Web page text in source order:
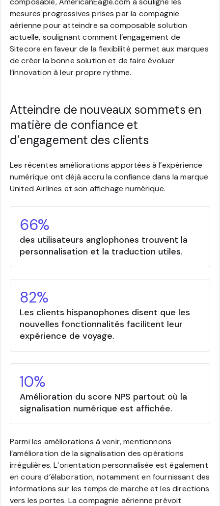
mesures progressives prises par la compagnie
aérienne pour atteindre sa composable solution
actuelle, soulignant comment l’engagement de
Sitecore en faveur de la flexibilité permet aux marques
de créer la bonne solution et de faire évoluer
l’innovation à leur propre rythme.
Atteindre de nouveaux sommets en
matière de confiance et
d’engagement des clients
Les récentes améliorations apportées à l’expérience
numérique ont déjà accru la confiance dans la marque
United Airlines et son affichage numérique.
66%
des utilisateurs anglophones trouvent la
personnalisation et la traduction utiles.
82%
Les clients hispanophones disent que les
nouvelles fonctionnalités facilitent leur
expérience de voyage.
10%
Amélioration du score NPS partout où la
signalisation numérique est affichée.
Parmi les améliorations à venir, mentionnons
l’amélioration de la signalisation des opérations
irrégulières. L’orientation personnalisée est également
en cours d’élaboration, notamment en fournissant des
informations sur les temps de marche et les directions
vers les portes. La compagnie aérienne prévoit